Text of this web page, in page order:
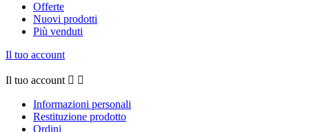
Offerte
Nuovi prodotti
Più venduti
Il tuo account
Il tuo account  
Informazioni personali
Restituzione prodotto
Ordini